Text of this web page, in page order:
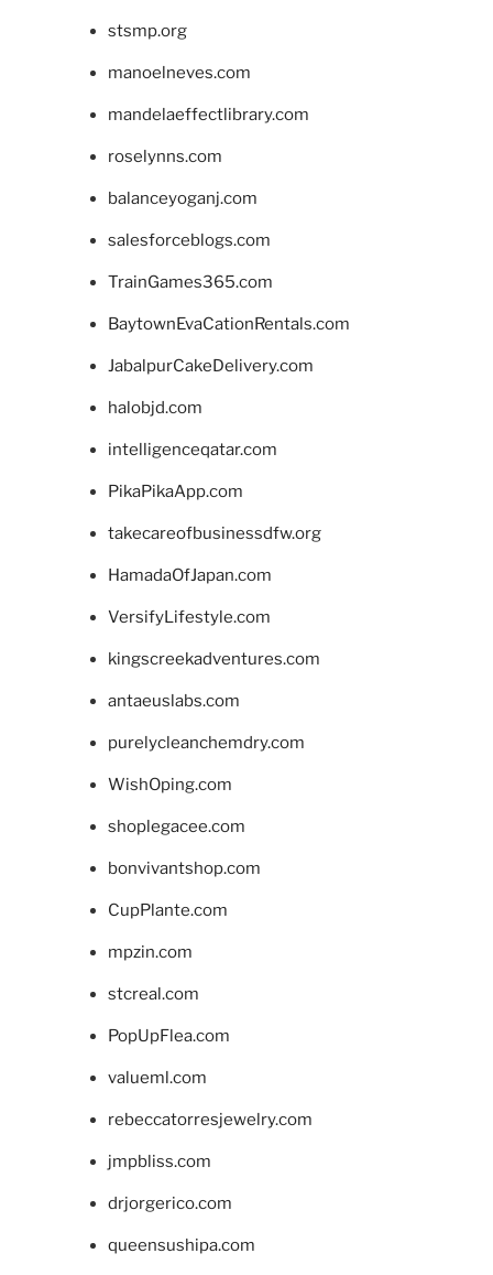
stsmp.org
manoelneves.com
mandelaeffectlibrary.com
roselynns.com
balanceyoganj.com
salesforceblogs.com
TrainGames365.com
BaytownEvaCationRentals.com
JabalpurCakeDelivery.com
halobjd.com
intelligenceqatar.com
PikaPikaApp.com
takecareofbusinessdfw.org
HamadaOfJapan.com
VersifyLifestyle.com
kingscreekadventures.com
antaeuslabs.com
purelycleanchemdry.com
WishOping.com
shoplegacee.com
bonvivantshop.com
CupPlante.com
mpzin.com
stcreal.com
PopUpFlea.com
valueml.com
rebeccatorresjewelry.com
jmpbliss.com
drjorgerico.com
queensushipa.com